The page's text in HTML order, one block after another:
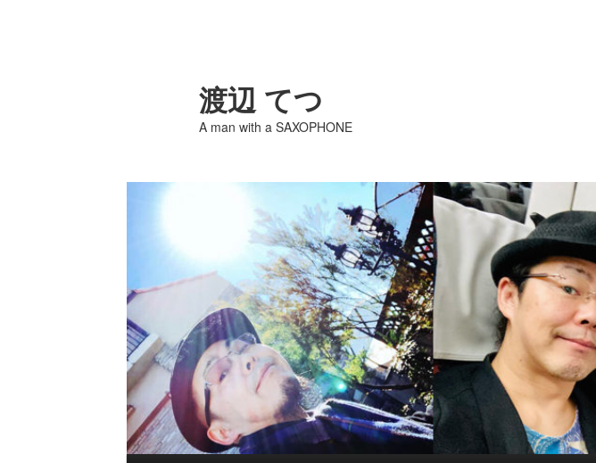
渡辺 てつ
A man with a SAXOPHONE